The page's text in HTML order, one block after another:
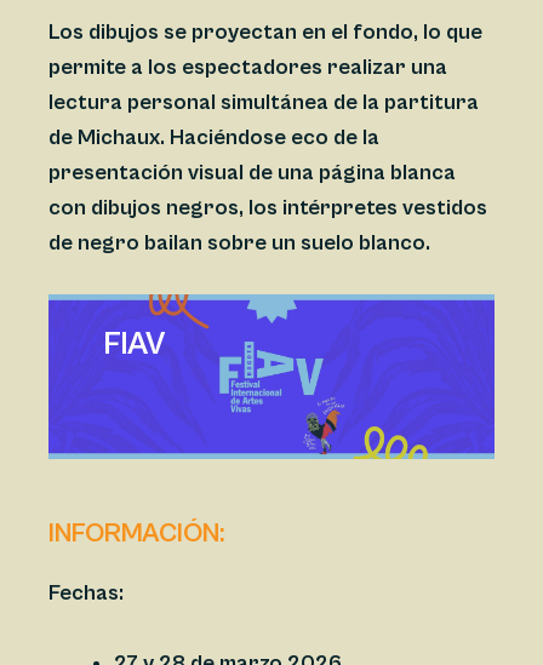
Los dibujos se proyectan en el fondo, lo que
permite a los espectadores realizar una
lectura personal simultánea de la partitura
de Michaux. Haciéndose eco de la
presentación visual de una página blanca
con dibujos negros, los intérpretes vestidos
de negro bailan sobre un suelo blanco.
FIAV
INFORMACIÓN:
Fechas: